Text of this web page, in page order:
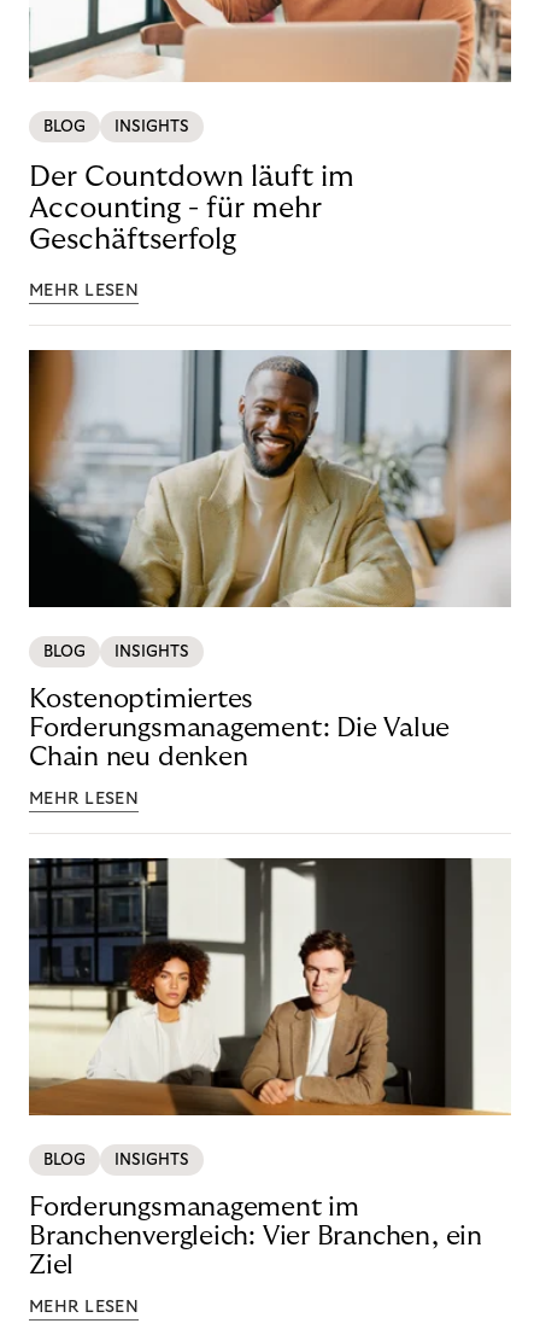
BLOG INSIGHTS
Der Countdown läuft im
Accounting - für mehr
Geschäftserfolg
MEHR LESEN
BLOG INSIGHTS
Kostenoptimiertes
Forderungsmanagement: Die Value
Chain neu denken
MEHR LESEN
BLOG INSIGHTS
Forderungsmanagement im
Branchenvergleich: Vier Branchen, ein
Ziel
MEHR LESEN